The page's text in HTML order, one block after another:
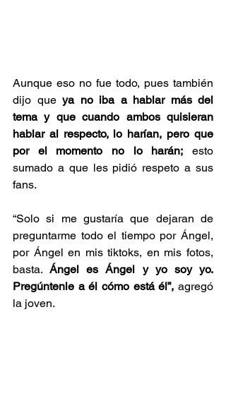
Aunque eso no fue todo, pues también
dijo que ya no iba a hablar más del
tema y que cuando ambos quisieran
hablar al respecto, lo harían, pero que
por el momento no lo harán; esto
sumado a que les pidió respeto a sus
fans.
“Solo si me gustaría que dejaran de
preguntarme todo el tiempo por Ángel,
por Ángel en mis tiktoks, en mis fotos,
basta. Ángel es Ángel y yo soy yo.
Pregúntenle a él cómo está él”, agregó
la joven.